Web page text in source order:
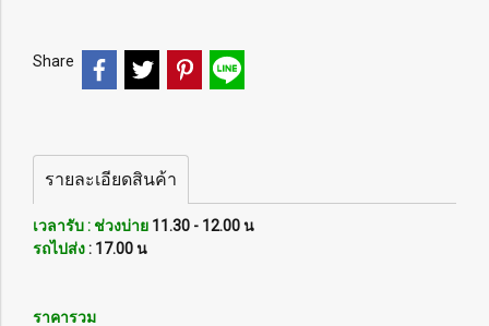
Share
รายละเอียดสินค้า
เวลารับ : ช่วงบ่าย 11.30 - 12.00 น
รถไปส่ง: 17.00 น
ราคารวม